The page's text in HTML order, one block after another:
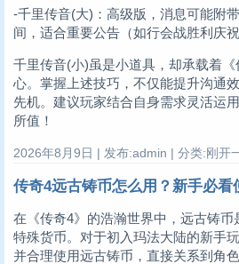
-千里传音(大)：高级版，消息可能附
间，适合重要公告（如行会战胜利庆
千里传音(小)虽是小道具，却承载着
心。掌握上述技巧，不仅能提升沟通
先机。建议玩家结合自身需求灵活运
所值！
2026年8月9日 | 发布:admin | 分类:刚开
传奇4远古铸币怎么用？新手必看
在《传奇4》的浩瀚世界中，远古铸
特殊货币。对于初入玛法大陆的新手
并合理使用远古铸币，直接关系到角